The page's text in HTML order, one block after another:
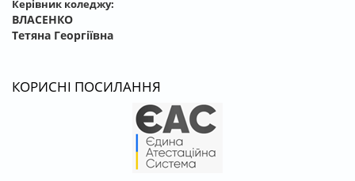
Керівник коледжу:
ВЛАСЕНКО
Тетяна Георгіївна
КОРИСНІ ПОСИЛАННЯ